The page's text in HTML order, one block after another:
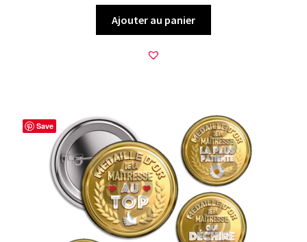
Ajouter au panier
Save